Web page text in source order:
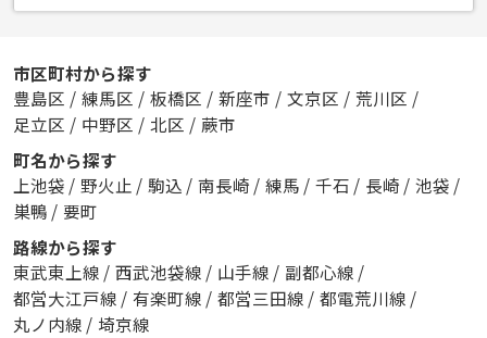
市区町村から探す
豊島区 / 練馬区 / 板橋区 / 新座市 / 文京区 / 荒川区 /
足立区 / 中野区 / 北区 / 蕨市
町名から探す
上池袋 / 野火止 / 駒込 / 南長崎 / 練馬 / 千石 / 長崎 / 池袋 /
巣鴨 / 要町
路線から探す
東武東上線 / 西武池袋線 / 山手線 / 副都心線 /
都営大江戸線 / 有楽町線 / 都営三田線 / 都電荒川線 /
丸ノ内線 / 埼京線